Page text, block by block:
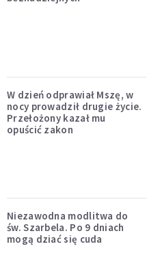
W dzień odprawiał Mszę, w
nocy prowadził drugie życie.
Przełożony kazał mu
opuścić zakon
Niezawodna modlitwa do
św. Szarbela. Po 9 dniach
mogą dziać się cuda